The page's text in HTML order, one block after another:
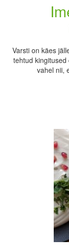
Varsti on käes
tehtud
vahel nii,